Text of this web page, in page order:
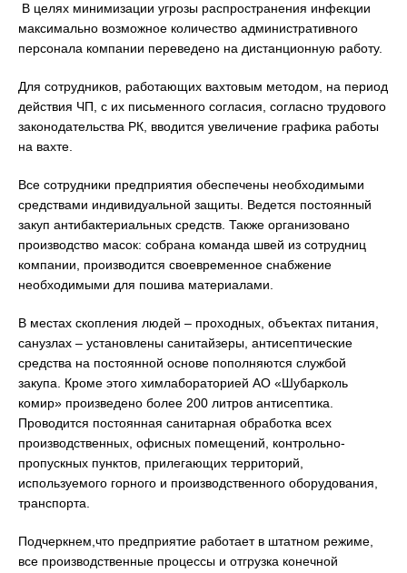
В целях минимизации угрозы распространения инфекции
максимально возможное количество административного
персонала компании переведено на дистанционную работу.
Для сотрудников, работающих вахтовым методом, на период
действия ЧП, с их письменного согласия, согласно трудового
законодательства РК, вводится увеличение графика работы
на вахте.
Все сотрудники предприятия обеспечены необходимыми
средствами индивидуальной защиты. Ведется постоянный
закуп антибактериальных средств. Также организовано
производство масок: собрана команда швей из сотрудниц
компании, производится своевременное снабжение
необходимыми для пошива материалами.
В местах скопления людей – проходных, объектах питания,
санузлах – установлены санитайзеры, антисептические
средства на постоянной основе пополняются службой
закупа. Кроме этого химлабораторией АО «Шубарколь
комир» произведено более 200 литров антисептика.
Проводится постоянная санитарная обработка всех
производственных, офисных помещений, контрольно-
пропускных пунктов, прилегающих территорий,
используемого горного и производственного оборудования,
транспорта.
Подчеркнем,что предприятие работает в штатном режиме,
все производственные процессы и отгрузка конечной